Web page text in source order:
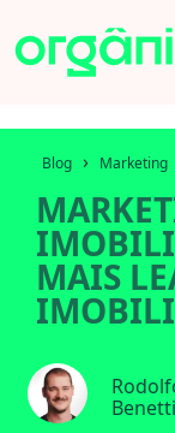
Blog › Marketing
MAIS
Benetti